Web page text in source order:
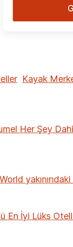
Kayak
Her Şey
En İyi Lüks